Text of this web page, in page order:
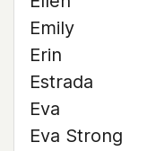
Emily
Erin
Estrada
Eva
Eva Strong